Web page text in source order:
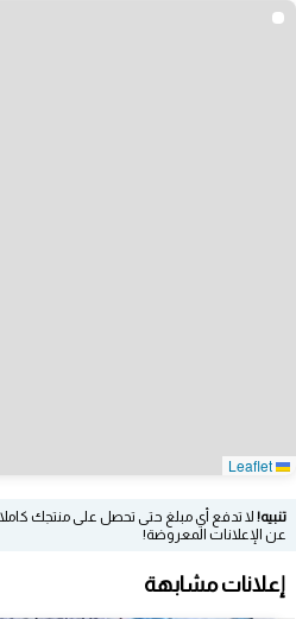
تنبيه! لا تدفع أي مبلغ حتى تحصل على منتجك
عن الإعلانات المعروضة!
إعلانات مشابهة